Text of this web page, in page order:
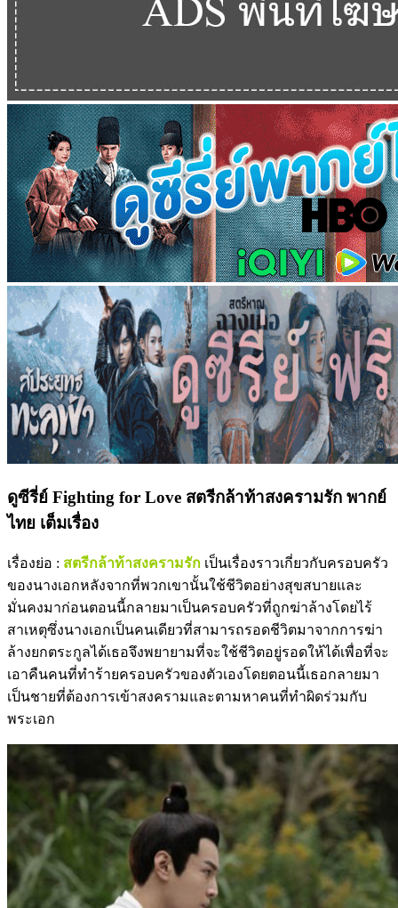
ดูซีรี่ย์ Fighting for Love สตรีกล้าท้าสงครามรัก พากย์
ไทย เต็มเรื่อง
เรื่องย่อ : สตรีกล้าท้าสงครามรัก เป็นเรื่องราวเกี่ยวกับครอบครัว
ของนางเอกหลังจากที่พวกเขานั้นใช้ชีวิตอย่างสุขสบายและ
มั่นคงมาก่อนตอนนี้กลายมาเป็นครอบครัวที่ถูกฆ่าล้างโดยไร้
สาเหตุซึ่งนางเอกเป็นคนเดียวที่สามารถรอดชีวิตมาจากการฆ่า
ล้างยกตระกูลได้เธอจึงพยายามที่จะใช้ชีวิตอยู่รอดให้ได้เพื่อที่จะ
เอาคืนคนที่ทำร้ายครอบครัวของตัวเองโดยตอนนี้เธอกลายมา
เป็นชายที่ต้องการเข้าสงครามและตามหาคนที่ทำผิดร่วมกับ
พระเอก